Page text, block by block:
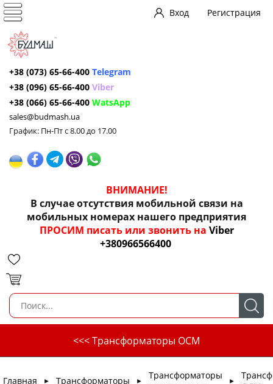
Вход Регистрация
+38 (073) 65-66-400 Telegram
+38 (096) 65-66-400 Viber
+38 (066) 65-66-400 WatsApp
sales@budmash.ua
График: Пн-Пт с 8.00 до 17.00
ВНИМАНИЕ!
В случае отсутствия мобильной связи на
мобильных номерах нашего предприятия
ПРОСИМ писать или звонить на Viber
+380966566400
<<< Трансформаторы ОСМ
Главная ► Трансформаторы ►
Трансформаторы
►